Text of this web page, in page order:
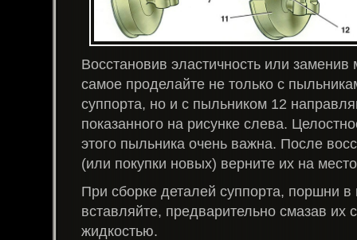
Восстановив эластичность или
самое проделайте не только с
суппорта, но и с пыльником 12
показанного на рисунке слева.
этого пыльника очень важна. После
(или покупки новых) верните их на
При сборке деталей суппорта, поршни
вставляйте, предварительно смазав их
жидкостью.